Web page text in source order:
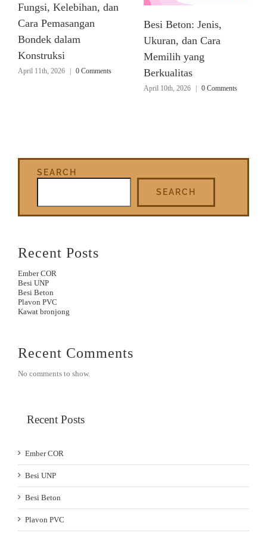
Fungsi, Kelebihan, dan
Cara Pemasangan
Bondek dalam
Konstruksi
April 11th, 2026 | 0 Comments
Besi Beton: Jenis,
Ukuran, dan Cara
Memilih yang
Berkualitas
April 10th, 2026 | 0 Comments
SEARCH
SEARCH
Recent Posts
Ember COR
Besi UNP
Besi Beton
Plavon PVC
Kawat bronjong
Recent Comments
No comments to show.
Recent Posts
Ember COR
Besi UNP
Besi Beton
Plavon PVC